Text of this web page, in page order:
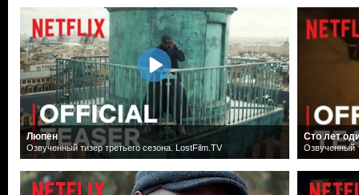
Люпен
Озвученный тизер третьего сезона. LostFilm.TV
Сто лет
Озвученный